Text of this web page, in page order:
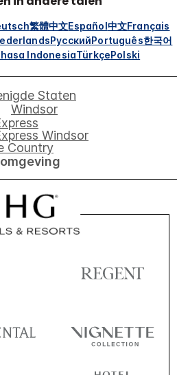
繁體中文Español中文Français
РусскийPortuguês한국어
IndonesiaTürkçePolski
Staten
Windsor
Windsor
Country